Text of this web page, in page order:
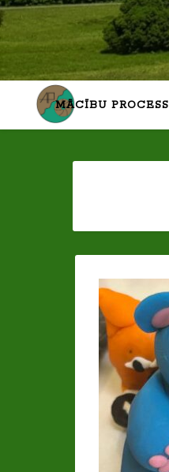
MĀCĪBU PROCESS